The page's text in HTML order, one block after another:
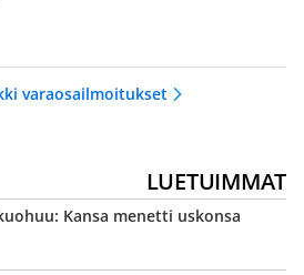
varaosailmoitukset
LUETUIMMAT
Kansa menetti uskonsa